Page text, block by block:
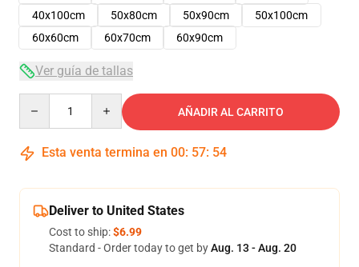
40x100cm
50x80cm 50x90cm
50x100cm
60x60cm
60x70cm 60x90cm
Ver guía de tallas
AÑADIR AL CARRITO
Esta venta termina en 00: 57: 54
Deliver to United States
Cost to ship:$6.99
Standard - Order today to get byAug. 13 - Aug. 20